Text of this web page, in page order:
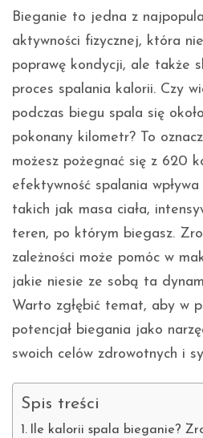
Bieganie to jedna z
aktywności fizycznej, która
poprawę kondycji, ale także
proces spalania kalorii. Czy
podczas biegu spala się
pokonany kilometr? To
możesz pożegnać się z 620
efektywność spalania
takich jak masa ciała,
teren, po którym biegasz.
zależności może pomóc w
jakie niesie ze sobą ta
Warto zgłębić temat, aby w
potencjał biegania jako
swoich celów zdrowotnych i
Spis treści
Ile kalorii spala bieganie?